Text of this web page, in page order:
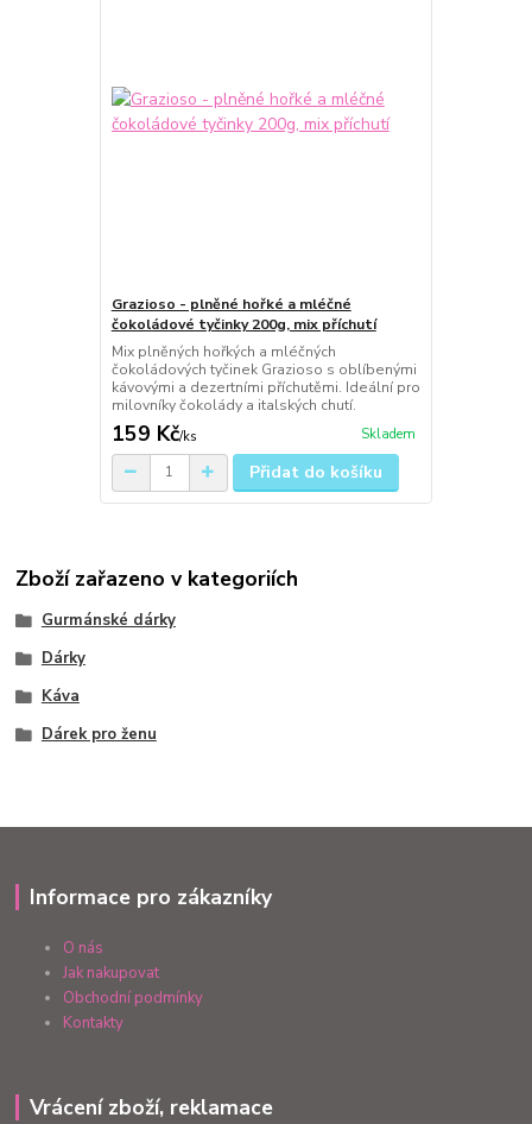
Grazioso - plněné hořké a mléčné
čokoládové tyčinky 200g, mix příchutí
Mix plněných hořkých a mléčných
čokoládových tyčinek Grazioso s oblíbenými
kávovými a dezertními příchutěmi. Ideální pro
milovníky čokolády a italských chutí.
159 Kč/ks Skladem
Přidat do košíku
Zboží zařazeno v kategoriích
Gurmánské dárky
Dárky
Káva
Dárek pro ženu
Informace pro zákazníky
O nás
Jak nakupovat
Obchodní podmínky
Kontakty
Vrácení zboží, reklamace